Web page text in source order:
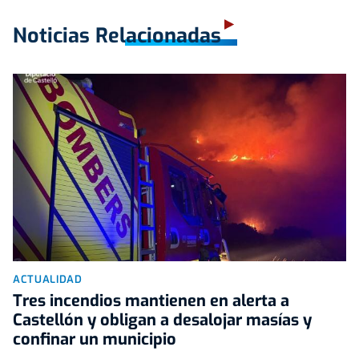
Noticias Relacionadas
ACTUALIDAD
Tres incendios mantienen en alerta a
Castellón y obligan a desalojar masías y
confinar un municipio